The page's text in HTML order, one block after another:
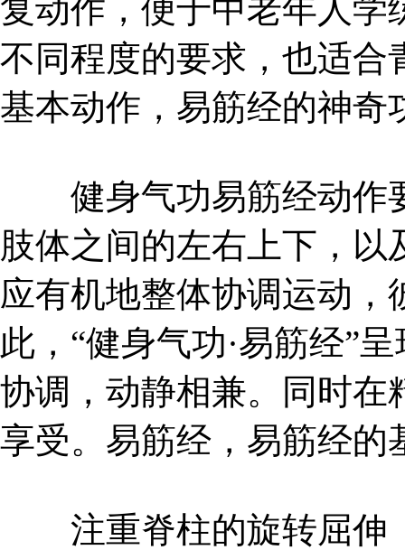
复动作，便于中老年人学
不同程度的要求，也适合
基本动作，易筋经的神奇
健身气功易筋经动作
肢体之间的左右上下，
应有机地整体协调运动
此，“健身气功·易筋经”
协调，动静相兼。同时在
享受。易筋经，易筋经的
注重脊柱的旋转屈伸